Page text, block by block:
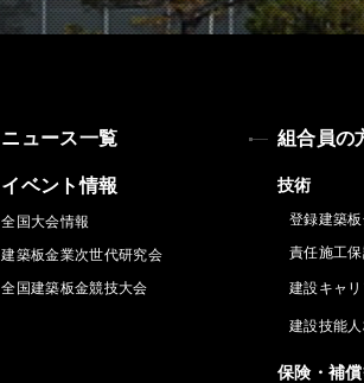
ニュース一覧
イベント情報
全国大会情報
建築板金業次世代研究会
全国建築板金競技大会
組合員の
技術
登録建築
責任施工
建設キャ
建設技能人
保険・補